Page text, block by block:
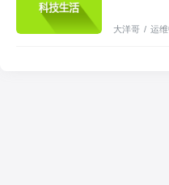
大洋哥 / 运